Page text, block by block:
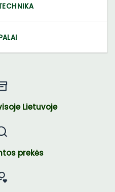
Lietuvoje
prekės